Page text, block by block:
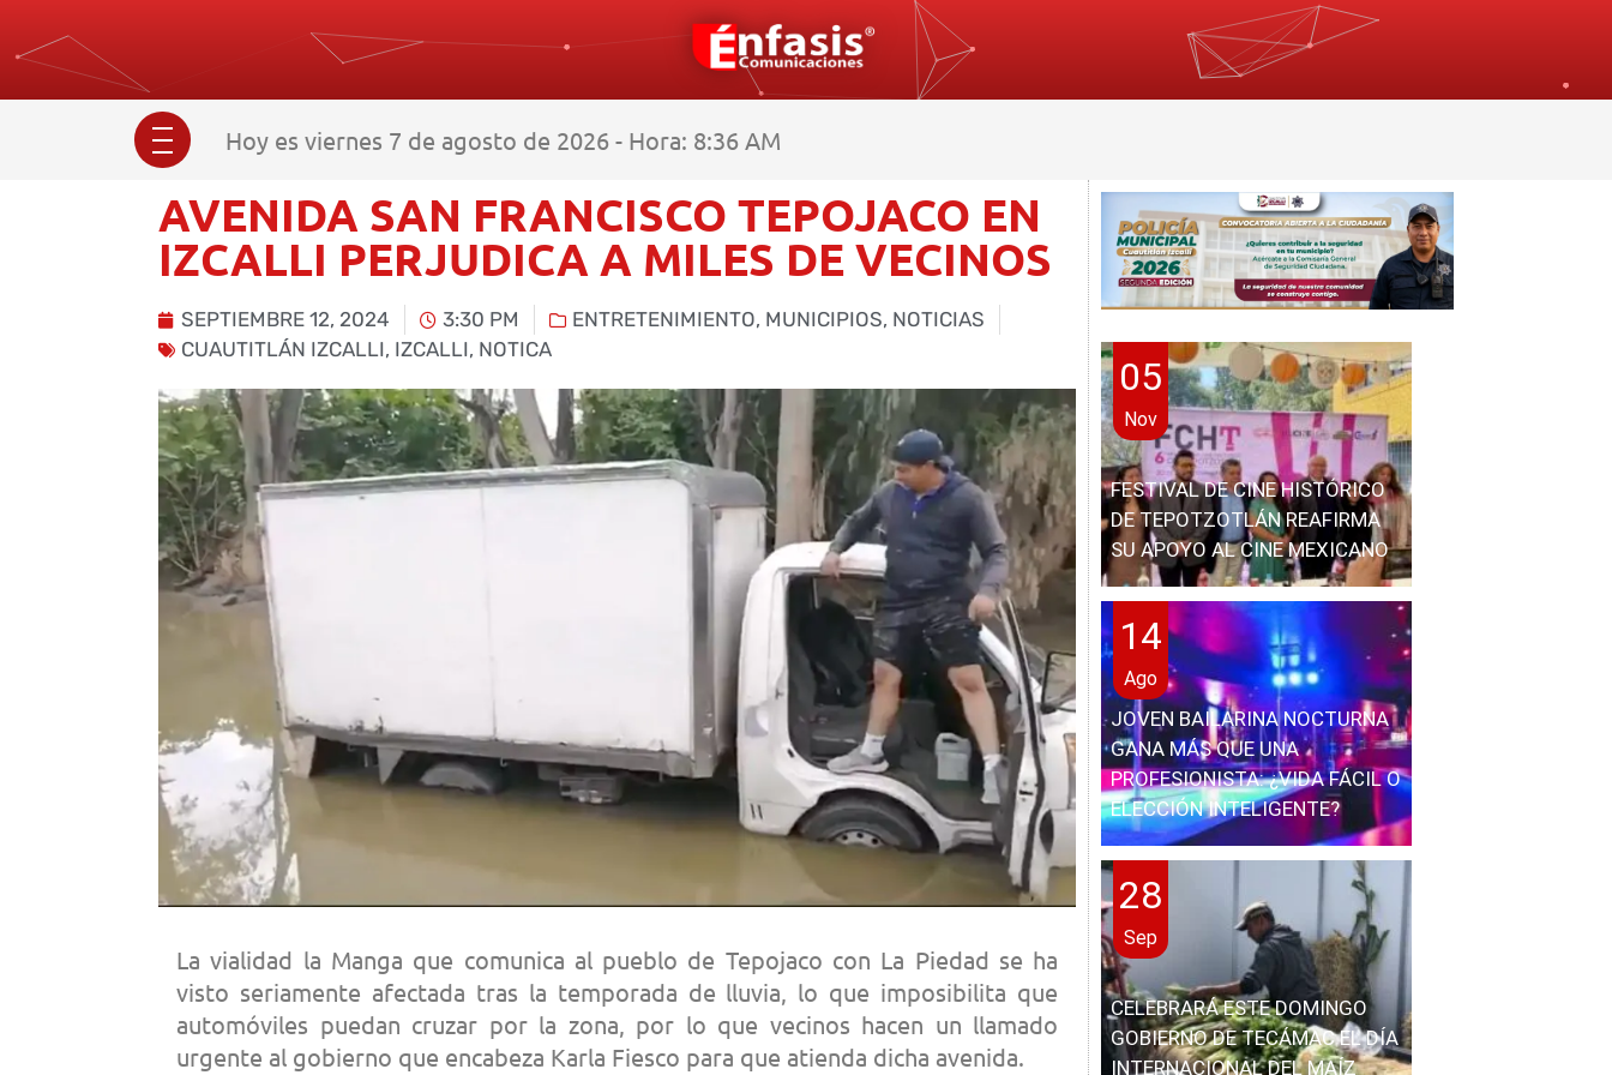
Hoy es viernes 7 de agosto de 2026 - Hora: 8:36 AM
AVENIDA SAN FRANCISCO TEPOJACO EN
IZCALLI PERJUDICA A MILES DE VECINOS
SEPTIEMBRE 12, 2024 3:30 PM ENTRETENIMIENTO, MUNICIPIOS, NOTICIAS
CUAUTITLÁN IZCALLI, IZCALLI, NOTICA
La vialidad la Manga que comunica al pueblo de Tepojaco con La Piedad se ha
visto seriamente afectada tras la temporada de lluvia, lo que imposibilita que
automóviles puedan cruzar por la zona, por lo que vecinos hacen un llamado
urgente al gobierno que encabeza Karla Fiesco para que atienda dicha avenida.
05
Nov
FESTIVAL DE CINE HISTÓRICO
DE TEPOTZOTLÁN REAFIRMA
SU APOYO AL CINE MEXICANO
14
Ago
JOVEN BAILARINA NOCTURNA
GANA MÁS QUE UNA
PROFESIONISTA: ¿VIDA FÁCIL O
ELECCIÓN INTELIGENTE?
28
Sep
CELEBRARÁ ESTE DOMINGO
GOBIERNO DE TECÁMAC EL DÍA
INTERNACIONAL DEL MAÍZ